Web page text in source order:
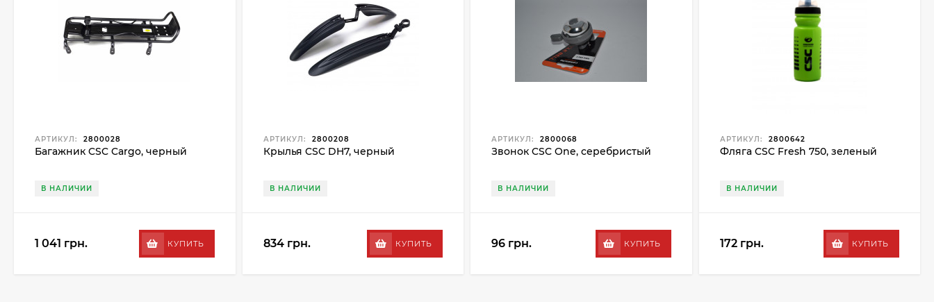
АРТИКУЛ: 2800028
Багажник CSC Cargo, черный
В НАЛИЧИИ
1 041 грн. КУПИТЬ
АРТИКУЛ: 2800208
Крылья CSC DH7, черный
В НАЛИЧИИ
834 грн. КУПИТЬ
АРТИКУЛ: 2800068
Звонок CSC One, серебристый
В НАЛИЧИИ
96 грн. КУПИТЬ
АРТИКУЛ: 2800642
Фляга CSC Fresh 750, зеленый
В НАЛИЧИИ
172 грн. КУПИТЬ